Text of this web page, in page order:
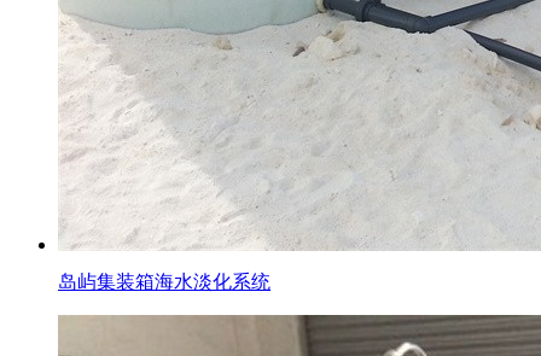
岛屿集装箱海水淡化系统